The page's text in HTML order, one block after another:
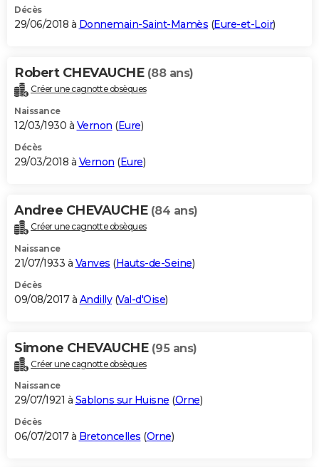
Décès
29/06/2018 à Donnemain-Saint-Mamès (Eure-et-Loir)
Robert CHEVAUCHE (88 ans)
Créer une cagnotte obsèques
Naissance
12/03/1930 à Vernon (Eure)
Décès
29/03/2018 à Vernon (Eure)
Andree CHEVAUCHE (84 ans)
Créer une cagnotte obsèques
Naissance
21/07/1933 à Vanves (Hauts-de-Seine)
Décès
09/08/2017 à Andilly(Val-d'Oise)
Simone CHEVAUCHE (95 ans)
Créer une cagnotte obsèques
Naissance
29/07/1921 à Sablons sur Huisne (Orne)
Décès
06/07/2017 à Bretoncelles (Orne)